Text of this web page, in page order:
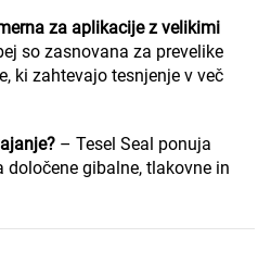
za aplikacije z velikimi
so zasnovana za prevelike
ki zahtevajo tesnjenje v več
– Tesel Seal ponuja
določene gibalne, tlakovne in